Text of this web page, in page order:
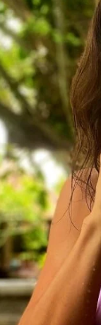
De
Mala
Europa
0